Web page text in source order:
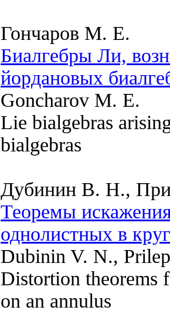
Гончаров М. Е.
Биалгебры Ли,
йордановых
Goncharov M. E.
Lie bialgebras
bialgebras
Дубинин В. Н.,
Теоремы
однолистных в
Dubinin V. N.,
Distortion theorems
on an annulus